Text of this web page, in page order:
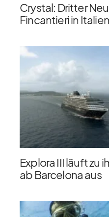
Crystal: Dritter
Fincantieri in
Explora III läuft zu
ab Barcelona aus